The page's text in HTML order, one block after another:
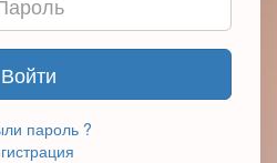
Войти
пароль ?